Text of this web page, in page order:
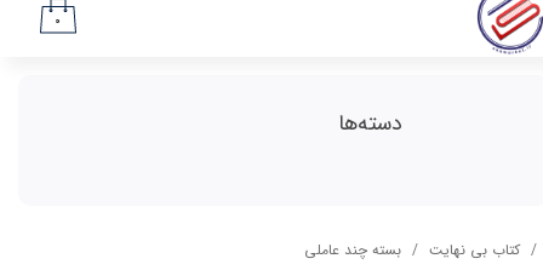
۰
کتاب بی نهایت بسته چند عاملی
دسته‌ها